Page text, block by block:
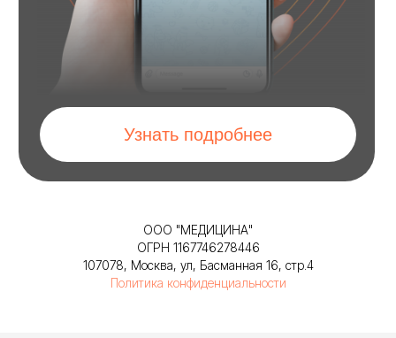
ООО "МЕДИЦИНА"
ОГРН 1167746278446
107078, Москва, ул, Басманная 16, стр.4
Политика конфиденциальности